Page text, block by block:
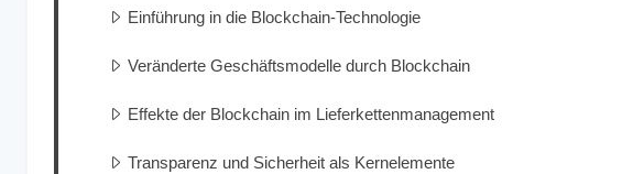
Einführung in die Blockchain-Technologie
Veränderte Geschäftsmodelle durch Blockchain
Effekte der Blockchain im Lieferkettenmanagement
Transparenz und Sicherheit als Kernelemente